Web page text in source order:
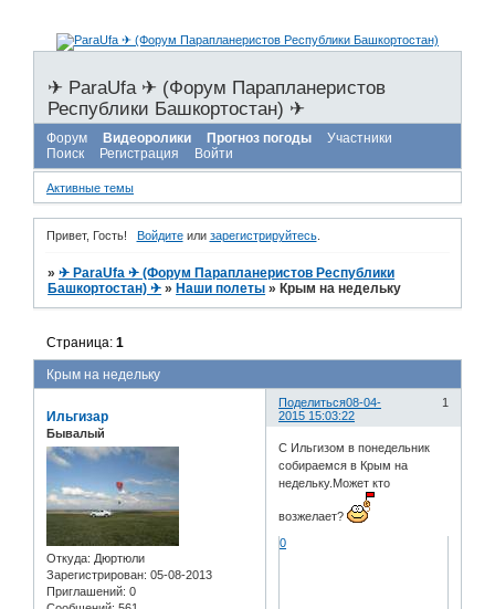
✈ ParaUfa ✈ (Форум Парапланеристов
Республики Башкортостан) ✈
Форум Видеоролики Прогноз погоды
Участники
Поиск
Регистрация Войти
Активные темы
Привет, Гость! Войдитеили зарегистрируйтесь.
»✈ ParaUfa ✈ (Форум Парапланеристов Республики
Башкортостан) ✈ » Наши полеты » Крым на недельку
Крым на недельку
Страница:1
Поделиться 1
08-04-
2015 15:03:22
Ильгизар
Бывалый
Откуда: Дюртюли
Зарегистрирован: 05-08-2013
Приглашений: 0
С Ильгизом в понедельник
собираемся в Крым на
недельку.Может кто
возжелает?
0